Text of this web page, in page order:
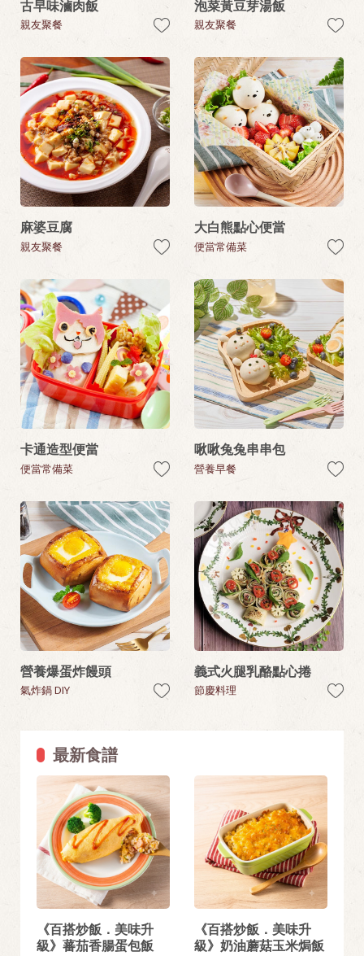
古早味滷肉飯
親友聚餐
泡菜黃豆芽湯飯
親友聚餐
麻婆豆腐
親友聚餐
大白熊點心便當
便當常備菜
卡通造型便當
便當常備菜
啾啾兔兔串串包
營養早餐
營養爆蛋炸饅頭
氣炸鍋 DIY
義式火腿乳酪點心捲
節慶料理
最新食譜
《百搭炒飯．美味升
級》蕃茄香腸蛋包飯
《百搭炒飯．美味升
級》奶油蘑菇玉米焗飯